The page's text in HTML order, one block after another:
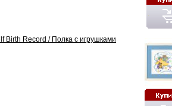
Birth Record / Полка с игрушками